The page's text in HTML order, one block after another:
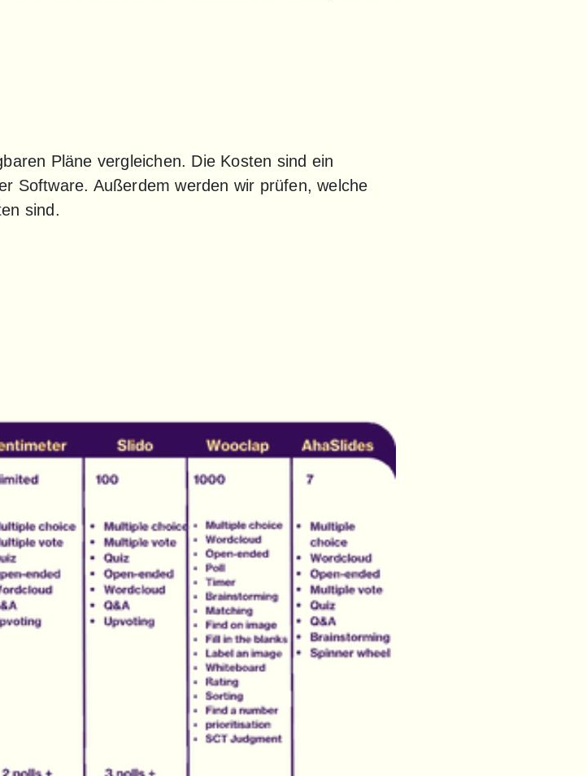
Pläne vergleichen. Die Kosten sind ein
Software. Außerdem werden wir prüfen, welche
sind.